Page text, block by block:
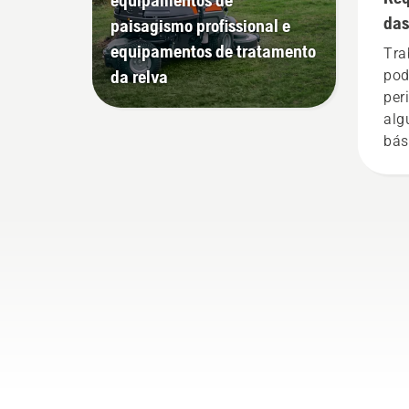
da corrente está desligado.
Deixe o motor da
motosserra trabalhar a
alguns centímetros do
tronco de uma árvore. O
paisagismo profissional e
equipamentos de tratamento
da relva